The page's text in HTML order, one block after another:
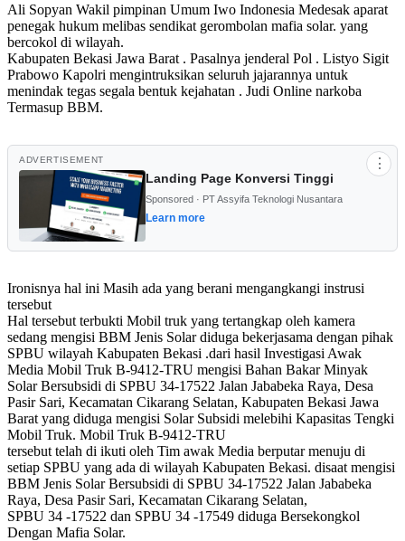
Ali Sopyan Wakil pimpinan Umum Iwo Indonesia Medesak aparat
penegak hukum melibas sendikat gerombolan mafia solar. yang
bercokol di wilayah.
Kabupaten Bekasi Jawa Barat . Pasalnya jenderal Pol . Listyo Sigit
Prabowo Kapolri mengintruksikan seluruh jajarannya untuk
menindak tegas segala bentuk kejahatan . Judi Online narkoba
Termasup BBM.
ADVERTISEMENT ⋮
Landing Page Konversi Tinggi
Sponsored · PT Assyifa Teknologi Nusantara
Learn more
Ironisnya hal ini Masih ada yang berani mengangkangi instrusi
tersebut
Hal tersebut terbukti Mobil truk yang tertangkap oleh kamera
sedang mengisi BBM Jenis Solar diduga bekerjasama dengan pihak
SPBU wilayah Kabupaten Bekasi .dari hasil Investigasi Awak
Media Mobil Truk B-9412-TRU mengisi Bahan Bakar Minyak
Solar Bersubsidi di SPBU 34-17522 Jalan Jababeka Raya, Desa
Pasir Sari, Kecamatan Cikarang Selatan, Kabupaten Bekasi Jawa
Barat yang diduga mengisi Solar Subsidi melebihi Kapasitas Tengki
Mobil Truk. Mobil Truk B-9412-TRU
tersebut telah di ikuti oleh Tim awak Media berputar menuju di
setiap SPBU yang ada di wilayah Kabupaten Bekasi. disaat mengisi
BBM Jenis Solar Bersubsidi di SPBU 34-17522 Jalan Jababeka
Raya, Desa Pasir Sari, Kecamatan Cikarang Selatan,
SPBU 34 -17522 dan SPBU 34 -17549 diduga Bersekongkol
Dengan Mafia Solar.